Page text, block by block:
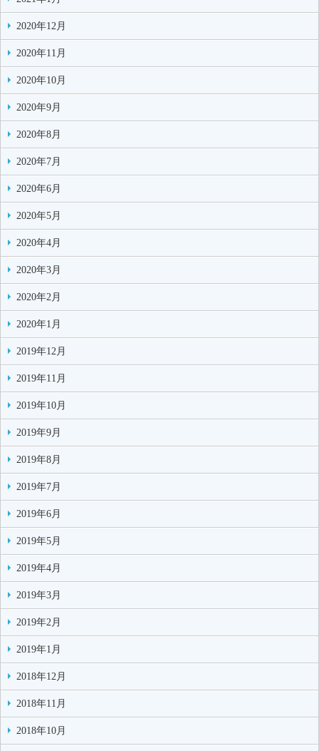
2020年12月
2020年11月
2020年10月
2020年9月
2020年8月
2020年7月
2020年6月
2020年5月
2020年4月
2020年3月
2020年2月
2020年1月
2019年12月
2019年11月
2019年10月
2019年9月
2019年8月
2019年7月
2019年6月
2019年5月
2019年4月
2019年3月
2019年2月
2019年1月
2018年12月
2018年11月
2018年10月